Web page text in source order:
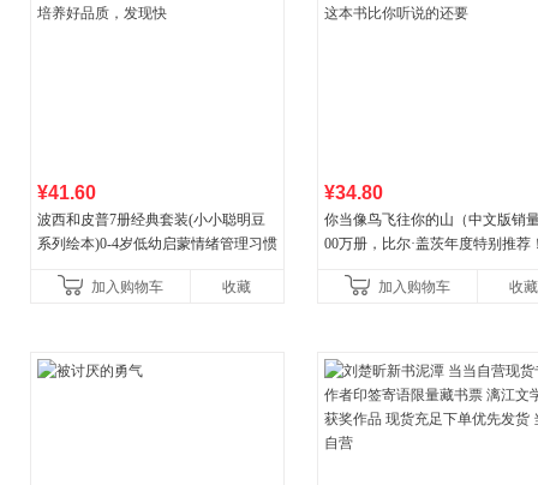
¥41.60
波西和皮普7册经典套装(小小聪明豆
系列绘本)0-4岁低幼启蒙情绪管理习惯
养好品质，发现快
加入购物车 收藏
¥34.80
你当像鸟飞往你的山（中文版销
00万册，比尔·盖茨年度特别推荐
比你听说的还要
加入购物车 收藏